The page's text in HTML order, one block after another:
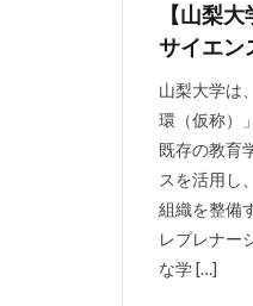
【山梨
サイエン
山梨大学は
環（仮称）
既存の教育
スを活用し
組織を整備
レプレナー
な学 […]